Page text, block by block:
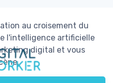
au croisement du
l'intelligence artificielle
digital et vous